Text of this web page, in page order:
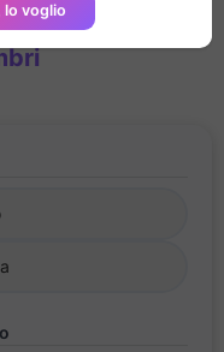
con i
lo voglio